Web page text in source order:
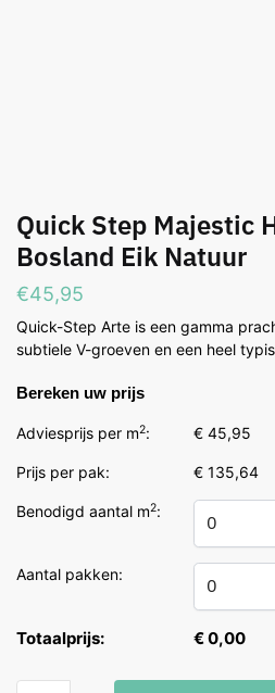
Quick Step Majestic
Bosland Eik Natuur
€45,95
Quick-Step Arte is een gamma
subtiele V-groeven en een heel
Bereken uw prijs
Adviesprijs per m2: € 45,95
Prijs per pak: € 135,64
Benodigd aantal m2:
Aantal pakken:
Totaalprijs: € 0,00